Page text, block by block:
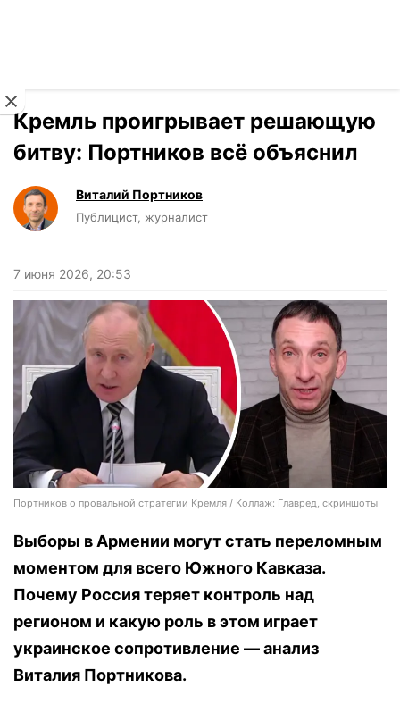
Кремль проигрывает решающую
битву: Портников всё объяснил
Виталий Портников
Публицист, журналист
7 июня 2026, 20:53
Портников о провальной стратегии Кремля / Коллаж: Главред, скриншоты
Выборы в Армении могут стать переломным
моментом для всего Южного Кавказа.
Почему Россия теряет контроль над
регионом и какую роль в этом играет
украинское сопротивление — анализ
Виталия Портникова.